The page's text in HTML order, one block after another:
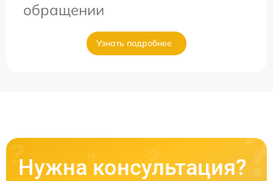
обращении
Узнать подробнее
Нужна консультация?